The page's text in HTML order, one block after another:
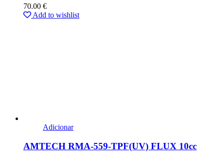
70.00 €
Add to wishlist
Adicionar
AMTECH RMA-559-TPF(UV) FLUX 10cc